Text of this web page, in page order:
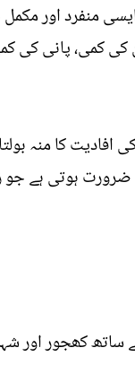
منفرد اور
کمی، پانی کی
کا منہ
ہوتی ہے جو
کھجور اور شہد